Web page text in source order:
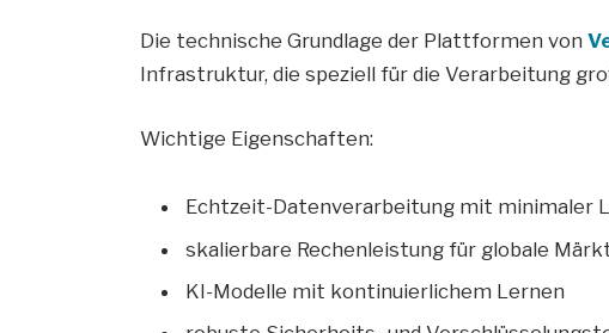
Die technische Grundlage der Plattformen von
Infrastruktur, die speziell für die Verarbeitung
Wichtige Eigenschaften:
Echtzeit-Datenverarbeitung mit minimaler
skalierbare Rechenleistung für globale
KI-Modelle mit kontinuierlichem Lernen